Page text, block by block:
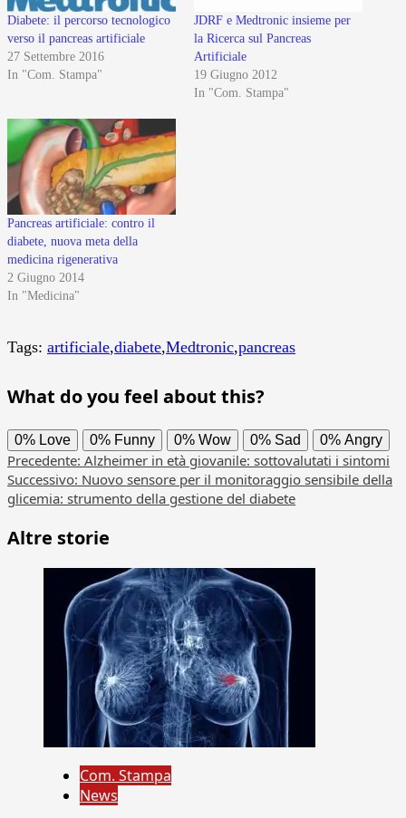
Diabete: il percorso tecnologico
verso il pancreas artificiale
27 Settembre 2016
In "Com. Stampa"
JDRF e Medtronic insieme per
la Ricerca sul Pancreas
Artificiale
19 Giugno 2012
In "Com. Stampa"
Pancreas artificiale: contro il
diabete, nuova meta della
medicina rigenerativa
2 Giugno 2014
In "Medicina"
Tags: artificiale,diabete,Medtronic,pancreas
What do you feel about this?
0% Love 0% Funny 0% Wow 0% Sad 0% Angry
Navigazione
articolo
Precedente: Alzheimer in età giovanile: sottovalutati i sintomi
Successivo: Nuovo sensore per il monitoraggio sensibile della
glicemia: strumento della gestione del diabete
Altre storie
Com. Stampa
News